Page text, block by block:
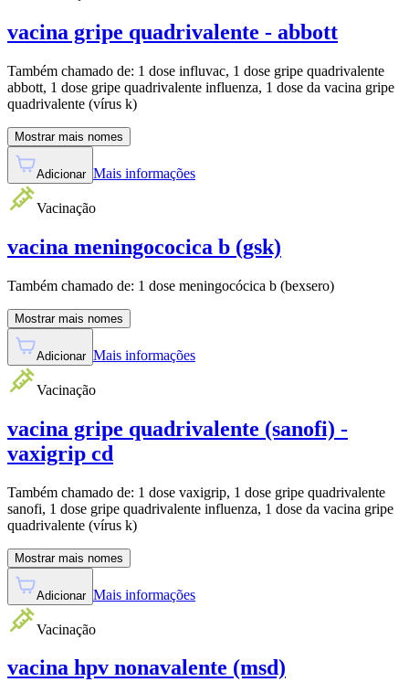
vacina gripe quadrivalente - abbott
Também chamado de: 1 dose influvac, 1 dose gripe quadrivalente
abbott, 1 dose gripe quadrivalente influenza, 1 dose da vacina gripe
quadrivalente (vírus k)
Mostrar mais nomes
Adicionar Mais informações
Vacinação
vacina meningococica b (gsk)
Também chamado de: 1 dose meningocócica b (bexsero)
Mostrar mais nomes
Adicionar Mais informações
Vacinação
vacina gripe quadrivalente (sanofi) -
vaxigrip cd
Também chamado de: 1 dose vaxigrip, 1 dose gripe quadrivalente
sanofi, 1 dose gripe quadrivalente influenza, 1 dose da vacina gripe
quadrivalente (vírus k)
Mostrar mais nomes
Adicionar Mais informações
Vacinação
vacina hpv nonavalente (msd)